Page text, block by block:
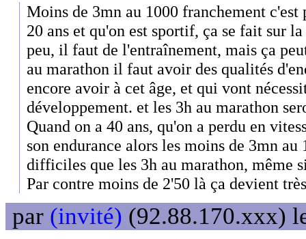
Moins de 3mn au 1000 franchement
20 ans et qu'on est sportif, ça se fait sur
peu, il faut de l'entraînement, mais ça
au marathon il faut avoir des qualités
encore avoir à cet âge, et qui vont
développement. et les 3h au marathon
Quand on a 40 ans, qu'on a perdu en
son endurance alors les moins de 3mn au
difficiles que les 3h au marathon, même
Par contre moins de 2'50 là ça devient
par (invité) (92.88.170.xxx)